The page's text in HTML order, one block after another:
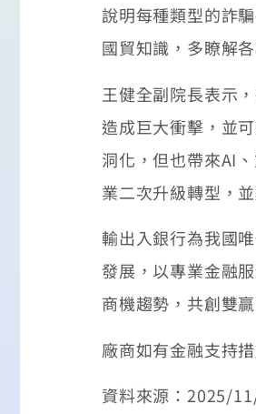
說明每種類型的詐
國貿知識，多瞭解
王健全副院長表示
造成巨大衝擊，並
洞化，但也帶來AI
業二次升級轉型，
輸出入銀行為我國
發展，以專業金融
商機趨勢，共創雙
廠商如有金融支持
資料來源：2025/